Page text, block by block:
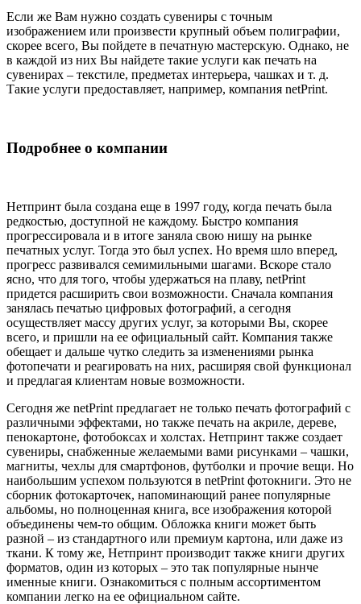
Если же Вам нужно создать сувениры с точным
изображением или произвести крупный объем полиграфии,
скорее всего, Вы пойдете в печатную мастерскую. Однако, не
в каждой из них Вы найдете такие услуги как печать на
сувенирах – текстиле, предметах интерьера, чашках и т. д.
Такие услуги предоставляет, например, компания netPrint.
Подробнее о компании
Нетпринт была создана еще в 1997 году, когда печать была
редкостью, доступной не каждому. Быстро компания
прогрессировала и в итоге заняла свою нишу на рынке
печатных услуг. Тогда это был успех. Но время шло вперед,
прогресс развивался семимильными шагами. Вскоре стало
ясно, что для того, чтобы удержаться на плаву, netPrint
придется расширить свои возможности. Сначала компания
занялась печатью цифровых фотографий, а сегодня
осуществляет массу других услуг, за которыми Вы, скорее
всего, и пришли на ее официальный сайт. Компания также
обещает и дальше чутко следить за изменениями рынка
фотопечати и реагировать на них, расширяя свой функционал
и предлагая клиентам новые возможности.
Сегодня же netPrint предлагает не только печать фотографий с
различными эффектами, но также печать на акриле, дереве,
пенокартоне, фотобоксах и холстах. Нетпринт также создает
сувениры, снабженные желаемыми вами рисунками – чашки,
магниты, чехлы для смартфонов, футболки и прочие вещи. Но
наибольшим успехом пользуются в netPrint фотокниги. Это не
сборник фотокарточек, напоминающий ранее популярные
альбомы, но полноценная книга, все изображения которой
объединены чем-то общим. Обложка книги может быть
разной – из стандартного или премиум картона, или даже из
ткани. К тому же, Нетпринт производит также книги других
форматов, один из которых – это так популярные нынче
именные книги. Ознакомиться с полным ассортиментом
компании легко на ее официальном сайте.